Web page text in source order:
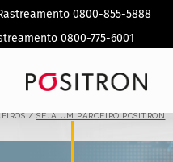
0800-855-5888
0800-775-6001
UM PARCEIRO PÓSITRON
/SEJA UM PARCEIRO PÓSITRON